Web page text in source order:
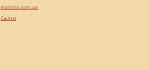
maltina.com.ua
Cылки